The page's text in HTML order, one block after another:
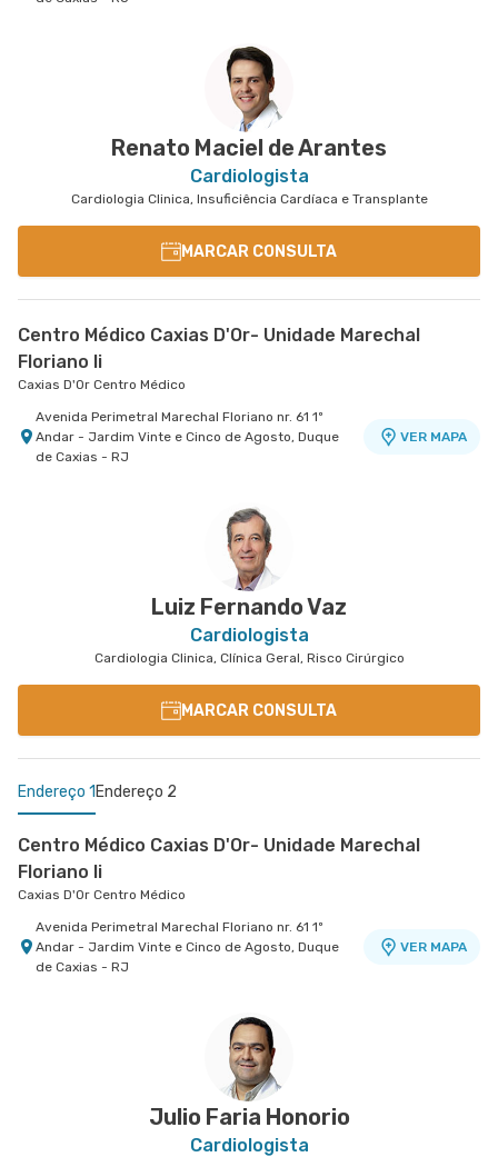
Renato Maciel de Arantes
Cardiologista
Cardiologia Clinica, Insuficiência Cardíaca e Transplante
MARCAR CONSULTA
Centro Médico Caxias D'Or- Unidade Marechal
Floriano Ii
Caxias D'Or Centro Médico
Avenida Perimetral Marechal Floriano nr. 61 1º
Andar - Jardim Vinte e Cinco de Agosto, Duque
de Caxias - RJ
VER MAPA
Luiz Fernando Vaz
Cardiologista
Cardiologia Clinica, Clínica Geral, Risco Cirúrgico
MARCAR CONSULTA
Endereço 1 Endereço 2
Centro Médico Caxias D'Or- Unidade Marechal
Floriano Ii
Caxias D'Or Centro Médico
Avenida Perimetral Marechal Floriano nr. 61 1º
Andar - Jardim Vinte e Cinco de Agosto, Duque
de Caxias - RJ
VER MAPA
Rua Almirante Baltazar nr. 333 5° Andar - Sao
Julio Faria Honorio
Cardiologista